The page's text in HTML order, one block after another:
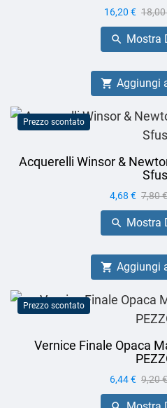
Prezzo
16,20 €
base
18,00
 Mostra
 Aggiungi
Prezzo scontato
Acquerelli Winsor &
Prezzo
4,68 € Prezzo
base
7,80 €
 Mostra
 Aggiungi
Prezzo scontato
Vernice Finale Opaca
Prezzo
6,44 € Prezzo
base
9,20 €